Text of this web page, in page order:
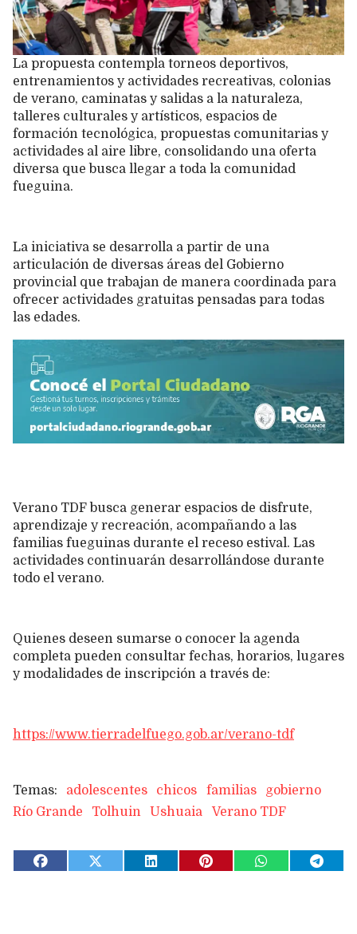
La propuesta contempla torneos deportivos,
entrenamientos y actividades recreativas, colonias
de verano, caminatas y salidas a la naturaleza,
talleres culturales y artísticos, espacios de
formación tecnológica, propuestas comunitarias y
actividades al aire libre, consolidando una oferta
diversa que busca llegar a toda la comunidad
fueguina.
La iniciativa se desarrolla a partir de una
articulación de diversas áreas del Gobierno
provincial que trabajan de manera coordinada para
ofrecer actividades gratuitas pensadas para todas
las edades.
Verano TDF busca generar espacios de disfrute,
aprendizaje y recreación, acompañando a las
familias fueguinas durante el receso estival. Las
actividades continuarán desarrollándose durante
todo el verano.
Quienes deseen sumarse o conocer la agenda
completa pueden consultar fechas, horarios, lugares
y modalidades de inscripción a través de:
https://www.tierradelfuego.gob.ar/verano-tdf
adolescentes chicos familias
gobierno
Río Grande
Tolhuin Ushuaia Verano TDF